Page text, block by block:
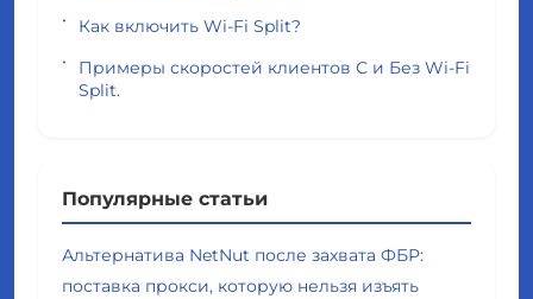
Как включить Wi-Fi Split?
Примеры скоростей клиентов С и Без Wi-Fi
Split.
Популярные статьи
Альтернатива NetNut после захвата ФБР:
поставка прокси, которую нельзя изъять